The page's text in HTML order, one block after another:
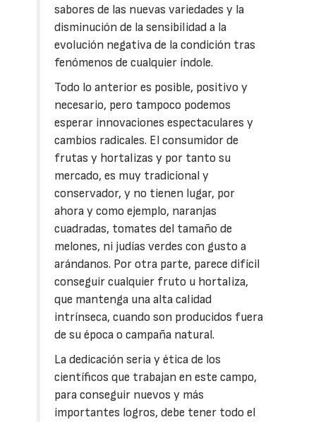
sabores de las nuevas variedades y la
disminución de la sensibilidad a la
evolución negativa de la condición tras
fenómenos de cualquier índole.
Todo lo anterior es posible, positivo y
necesario, pero tampoco podemos
esperar innovaciones espectaculares y
cambios radicales. El consumidor de
frutas y hortalizas y por tanto su
mercado, es muy tradicional y
conservador, y no tienen lugar, por
ahora y como ejemplo, naranjas
cuadradas, tomates del tamaño de
melones, ni judías verdes con gusto a
arándanos. Por otra parte, parece difícil
conseguir cualquier fruto u hortaliza,
que mantenga una alta calidad
intrínseca, cuando son producidos fuera
de su época o campaña natural.
La dedicación seria y ética de los
científicos que trabajan en este campo,
para conseguir nuevos y más
importantes logros, debe tener todo el